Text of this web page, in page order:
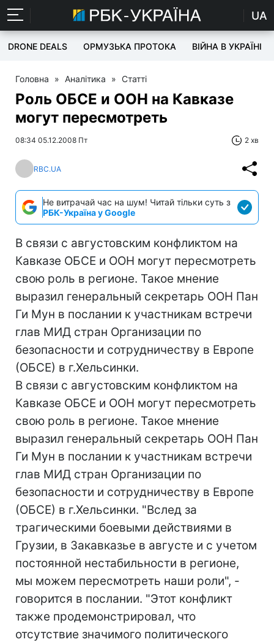
UA
DRONE DEALS ОРМУЗЬКА ПРОТОКА ВІЙНА В УКРАЇНІ
Головна » Аналітика » Статті
Роль ОБСЕ и ООН на Кавказе
могут пересмотреть
08:34 05.12.2008 Пт 2 хв
RBC.UA
Не витрачай час на шум! Читай тільки суть з
РБК-Україна у Google
В связи с августовским конфликтом на
Кавказе ОБСЕ и ООН могут пересмотреть
свою роль в регионе. Такое мнение
выразил генеральный секретарь ООН Пан
Ги Мун в послании к участникам встречи
глав МИД стран Организации по
безопасности и сотрудничеству в Европе
(ОБСЕ) в г.Хельсинки.
В связи с августовским конфликтом на
Кавказе ОБСЕ и ООН могут пересмотреть
свою роль в регионе. Такое мнение
выразил генеральный секретарь ООН Пан
Ги Мун в послании к участникам встречи
глав МИД стран Организации по
безопасности и сотрудничеству в Европе
(ОБСЕ) в г.Хельсинки. "Вслед за
трагическими боевыми действиями в
Грузии, в Закавказье в августе и с учетом
постоянной нестабильности в регионе,
мы можем пересмотреть наши роли", -
говорится в послании. "Этот конфликт
также продемонстрировал, что
отсутствие значимого политического